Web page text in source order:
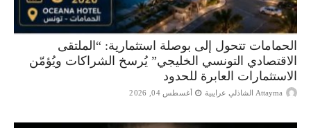
الحمامات تتحول إلى بوصلة استثمارية: “الملتقى
الاقتصادي التونسي الخليجي” يُرسخ الشراكات ويُؤمّن
الاستثمارات العابرة للحدود
Attayma الشاذلي عرايبية أغسطس 04, 2026